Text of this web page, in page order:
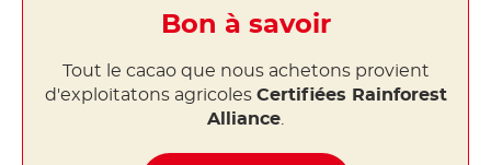
Bon à savoir
Tout le cacao que nous achetons provient
d'exploitatons agricoles Certifiées Rainforest
Alliance.